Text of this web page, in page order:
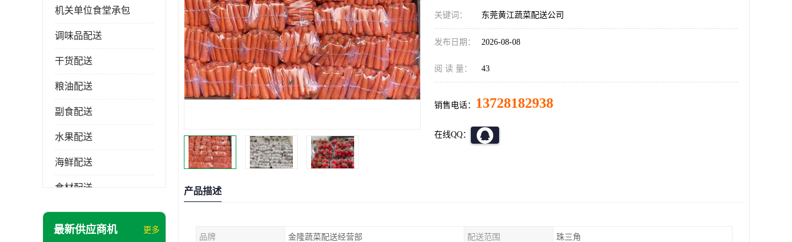
机关单位食堂承包
调味品配送
干货配送
粮油配送
副食配送
水果配送
海鲜配送
食材配送
最新供应商机 更多
关键词： 东莞黄江蔬菜配送公司
发布日期： 2026-08-08
阅 读 量： 43
销售电话： 13728182938
在线QQ：
产品描述
品牌 金隆蔬菜配送经营部 配送范围 珠三角